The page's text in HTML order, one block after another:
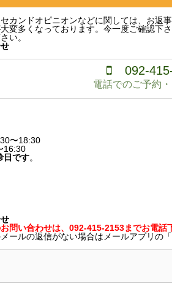
カンドオピニオンなどに関しては、お返
変多くなっております。今一度ご確認下
い。
092-
電話でのご予約
〜18:30
日です。
問い合わせは、092-415-2153までお電話
ールの返信がない場合はメールアプリの